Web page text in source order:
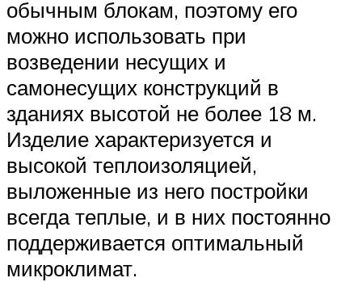
обычным блокам, поэтому его
можно использовать при
возведении несущих и
самонесущих конструкций в
зданиях высотой не более 18 м.
Изделие характеризуется и
высокой теплоизоляцией,
выложенные из него постройки
всегда теплые, и в них постоянно
поддерживается оптимальный
микроклимат.